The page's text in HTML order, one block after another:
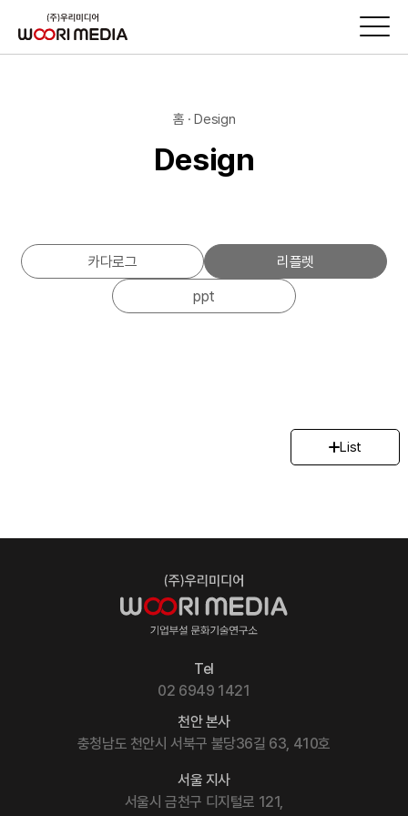
홈 · Design
Design
카다로그
리플렛
ppt
List
천안 본사
충청남도 천안시 서북구 불당36길 63, 410호
Tel
02 6949 1421
서울 지사
서울시 금천구 디지털로 121,